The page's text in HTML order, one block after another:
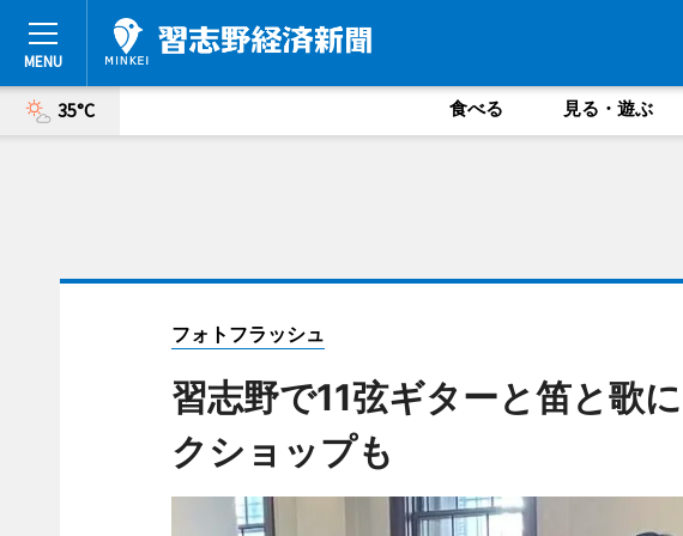
35°C 食べる 見る・遊ぶ
フォトフラッシュ
習志野で11弦ギターと笛と歌
クショップも